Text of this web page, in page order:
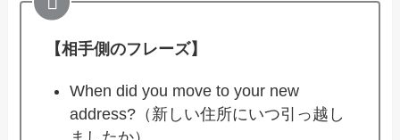
【相手側のフレーズ】
When did you move to your new
address?（新しい住所にいつ引っ越し